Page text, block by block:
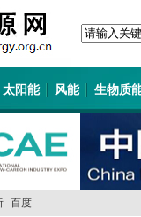
太阳能 风能 生物质
百度